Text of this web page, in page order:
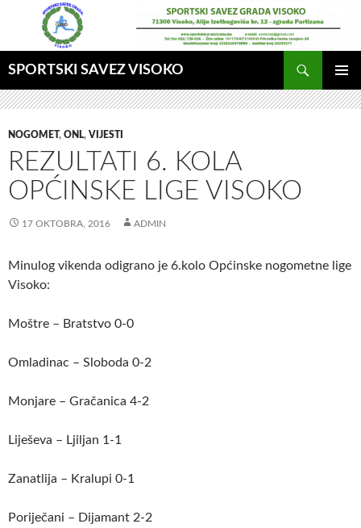
SPORTSKI SAVEZ VISOKO
GLAVNI
MENI
NOGOMET, ONL, VIJESTI
REZULTATI 6. KOLA
OPĆINSKE LIGE VISOKO
17 OKTOBRA, 2016 ADMIN
Minulog vikenda odigrano je 6.kolo Općinske nogometne lige
Visoko:
Moštre – Bratstvo 0-0
Omladinac – Sloboda 0-2
Monjare – Gračanica 4-2
Liješeva – Ljiljan 1-1
Zanatlija – Kralupi 0-1
Poriječani – Dijamant 2-2